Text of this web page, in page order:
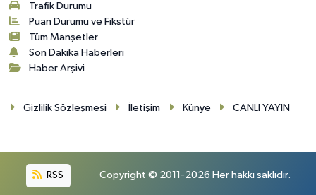
Trafik Durumu
Puan Durumu ve Fikstür
Tüm Manşetler
Son Dakika Haberleri
Haber Arşivi
Gizlilik Sözleşmesi İletişim Künye CANLI YAYIN
RSS Copyright © 2011-2026 Her hakkı saklıdır.